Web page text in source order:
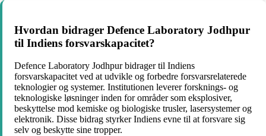
Hvordan bidrager Defence Laboratory Jodhpur
til Indiens forsvarskapacitet?
Defence Laboratory Jodhpur bidrager til Indiens
forsvarskapacitet ved at udvikle og forbedre forsvarsrelaterede
teknologier og systemer. Institutionen leverer forsknings- og
teknologiske løsninger inden for områder som eksplosiver,
beskyttelse mod kemiske og biologiske trusler, lasersystemer og
elektronik. Disse bidrag styrker Indiens evne til at forsvare sig
selv og beskytte sine tropper.